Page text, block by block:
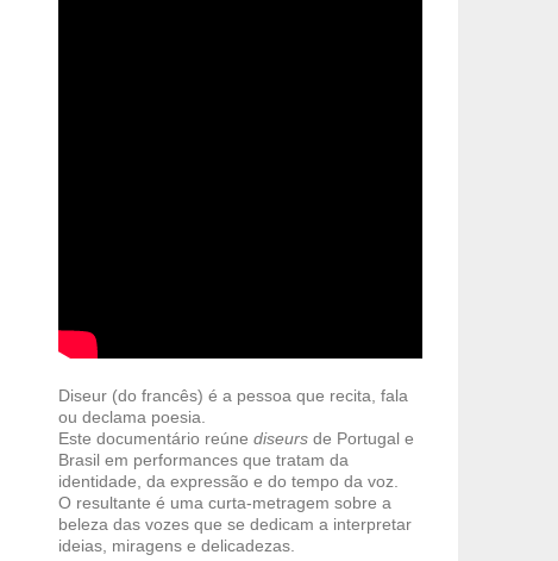
Diseur (do francês) é a pessoa que recita, fala
ou declama poesia.
Este documentário reúne diseurs de Portugal e
Brasil em performances que tratam da
identidade, da expressão e do tempo da voz.
O resultante é uma curta-metragem sobre a
beleza das vozes que se dedicam a interpretar
ideias, miragens e delicadezas.